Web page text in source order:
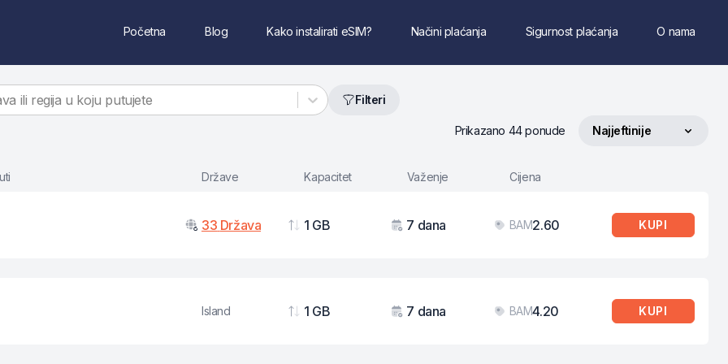
Početna Blog Kako instalirati eSIM? Načini plaćanja Sigurnost plaćanja O nama
ili regija u koju putujete Filteri
Prikazano 44 ponude Sortiraj po
Najjeftinije
Države Kapacitet Važenje Cijena
33 Država
Podaci
1 GB
Važenje
7 dana
Cijena
BAM2.60 KUPI
Island
Podaci
1 GB
Važenje
7 dana
Cijena
BAM4.20 KUPI